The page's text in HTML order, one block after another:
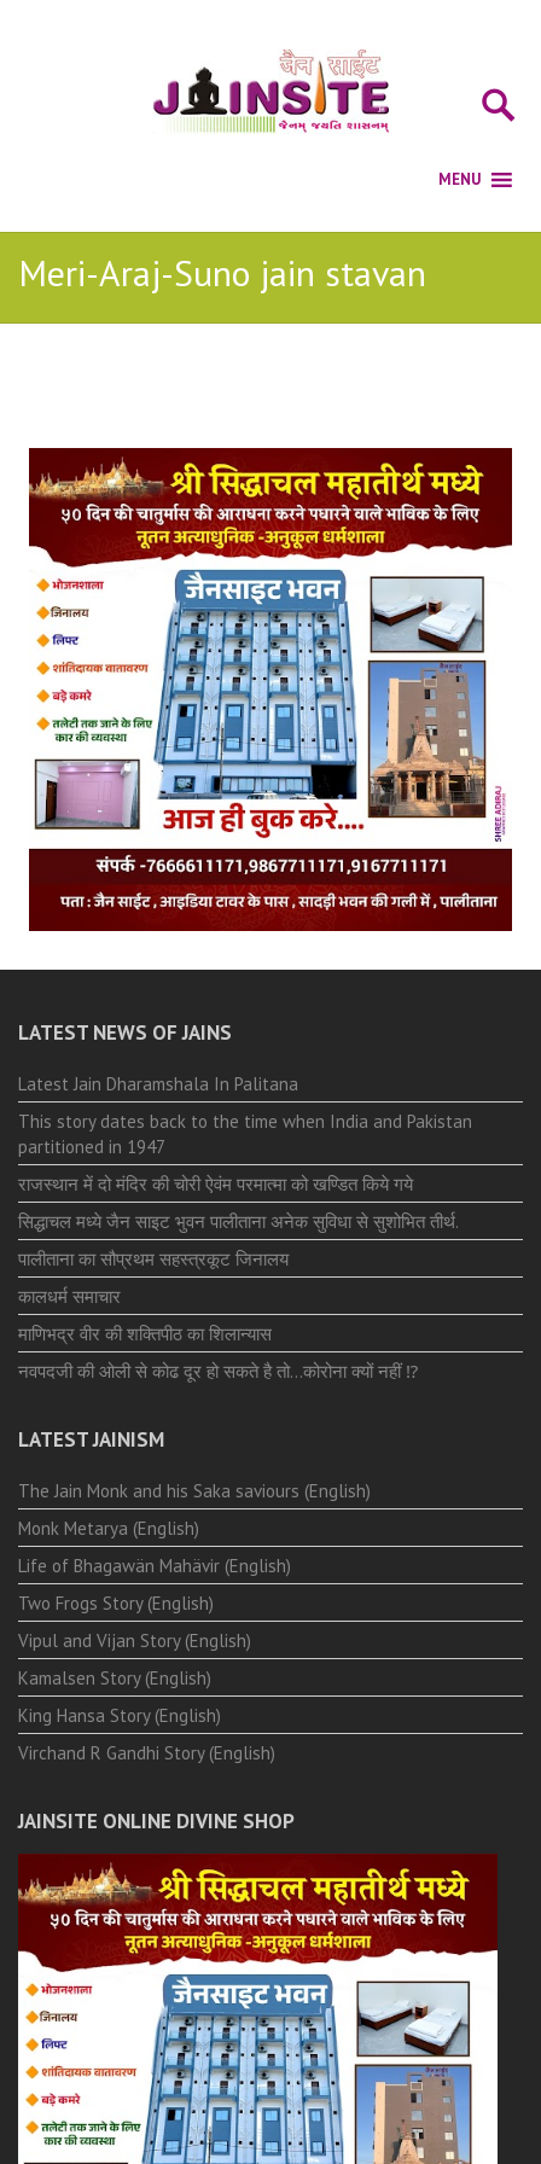
Meri-Araj-Suno jain stavan
LATEST NEWS OF JAINS
Latest Jain Dharamshala In Palitana
This story dates back to the time when India and Pakistan
partitioned in 1947
राजस्थान में दो मंदिर की चोरी ऐवंम परमात्मा को खण्डित किये गये
सिद्धाचल मध्ये जैन साइट भुवन पालीताना अनेक सुविधा से सुशोभित तीर्थ.
पालीताना का सौप्रथम सहस्त्रकूट जिनालय
कालधर्म समाचार
माणिभद्र वीर की शक्तिपीठ का शिलान्यास
नवपदजी की ओली से कोढ दूर हो सकते है तो…कोरोना क्यों नहीं ⁉️
LATEST JAINISM
The Jain Monk and his Saka saviours (English)
Monk Metarya (English)
Life of Bhagawän Mahävir (English)
Two Frogs Story (English)
Vipul and Vijan Story (English)
Kamalsen Story (English)
King Hansa Story (English)
Virchand R Gandhi Story (English)
JAINSITE ONLINE DIVINE SHOP